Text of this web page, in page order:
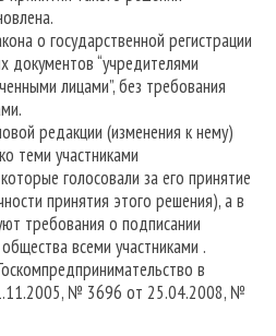
о государственной регистрации
документов “учредителями
лицами”, без требования
редакции (изменения к нему)
теми участниками
голосовали за его принятие
принятия этого решения), а в
требования о подписании
всеми участниками .
в
№ 3696 от 25.04.2008, №